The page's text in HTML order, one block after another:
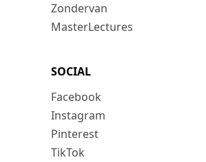
Zondervan
MasterLectures
SOCIAL
Facebook
Instagram
Pinterest
TikTok